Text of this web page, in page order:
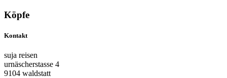
Köpfe
Kontakt
suja reisen
urnäscherstasse 4
9104 waldstatt